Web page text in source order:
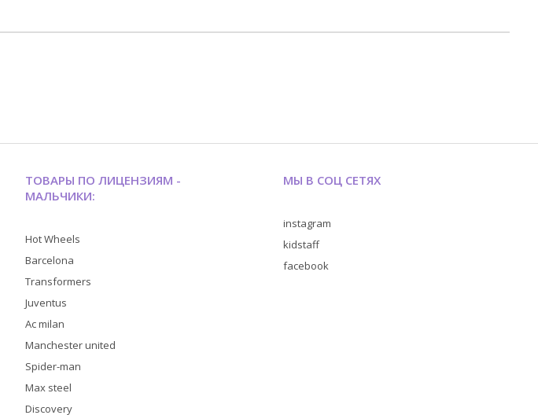
ТОВАРЫ ПО ЛИЦЕНЗИЯМ -
МАЛЬЧИКИ:
Hot Wheels
Barcelona
Transformers
Juventus
Ac milan
Manchester united
Spider-man
Max steel
Discovery
МЫ В СОЦ СЕТЯХ
instagram
kidstaff
facebook